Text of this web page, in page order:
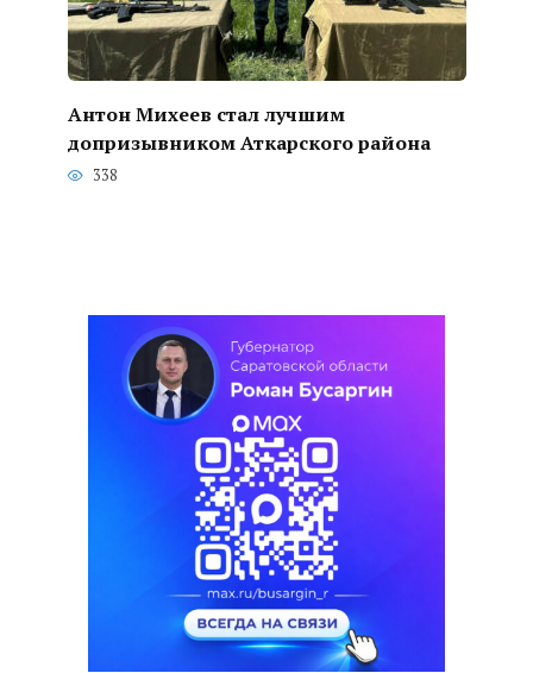
Антон Михеев стал лучшим
допризывником Аткарского района
338